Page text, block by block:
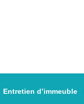
Entretien d’immeuble